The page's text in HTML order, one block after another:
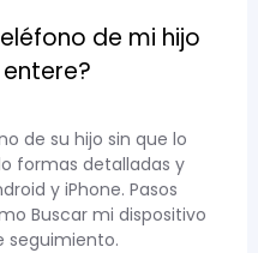
de mi hijo
de su hijo sin que lo
formas detalladas y
y iPhone. Pasos
Buscar mi dispositivo
seguimiento.